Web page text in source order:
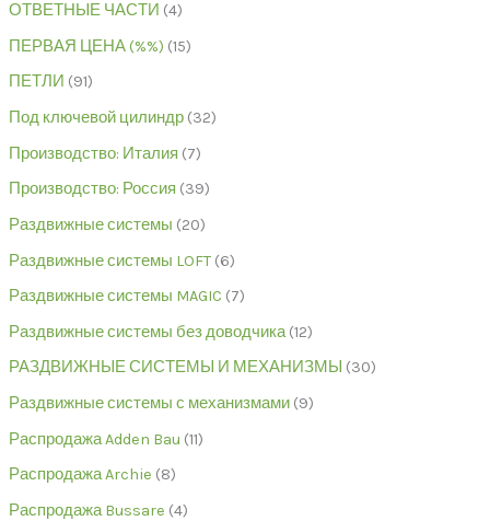
ОТВЕТНЫЕ ЧАСТИ 4
ПЕРВАЯ ЦЕНА (%%) 15
ПЕТЛИ 91
Под ключевой цилиндр 32
Производство: Италия 7
Производство: Россия 39
Раздвижные системы 20
Раздвижные системы LOFT 6
Раздвижные системы MAGIC 7
Раздвижные системы без доводчика 12
РАЗДВИЖНЫЕ СИСТЕМЫ И МЕХАНИЗМЫ 30
Раздвижные системы с механизмами 9
Распродажа Adden Bau 11
Распродажа Archie 8
Распродажа Bussare 4